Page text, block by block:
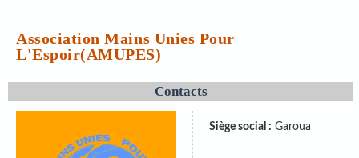
Association Mains Unies Pour
L'Espoir(AMUPES)
Contacts
Siège social : Garoua